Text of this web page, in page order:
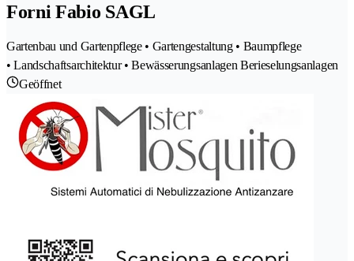
Forni Fabio SAGL
Gartenbau und Gartenpflege • Gartengestaltung • Baumpflege
• Landschaftsarchitektur • Bewässerungsanlagen Berieselungsanlagen
Geöffnet